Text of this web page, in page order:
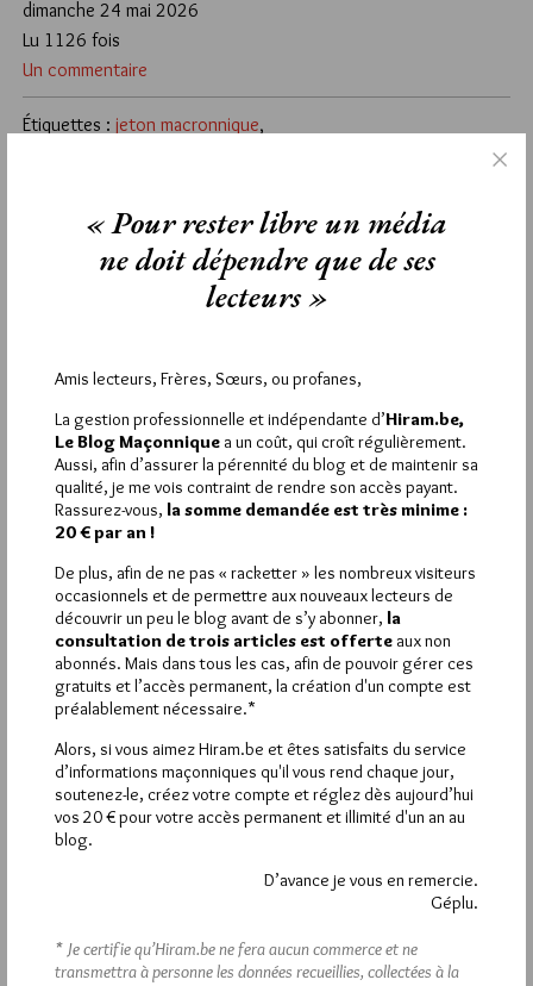
dimanche 24 mai 2026
Un commentaire
Lu 1126 fois
Étiquettes : jeton macronnique,
FONDATION LATOMIA
RÉPONDRE
par utilisation de l’Inintelligence Artificielle.
Le texte circulaire portait à l’origine « L. DES FRERES DESUNIS »
La lettre « G » étant bien sûr l’initiale de l’archange גבריאל
😂🤣😂
La rédaction de commentaires est
réservée aux abonnés.
Si vous souhaitez rédiger des
commentaires, vous devez :
VOUS INSCRIRE
Hier samedi 8 août 2026, Hiram.be a reçu1 698 visites
« Pour rester libre un média
ne doit dépendre que de ses
lecteurs »
Amis lecteurs, Frères, Sœurs, ou profanes,
La gestion professionnelle et indépendante d’Hiram.be,
Le Blog Maçonnique a un coût, qui croît régulièrement.
Aussi, afin d’assurer la pérennité du blog et de maintenir sa
qualité, je me vois contraint de rendre son accès payant.
Rassurez-vous, la somme demandée est très minime :
20 € par an !
De plus, afin de ne pas « racketter » les nombreux visiteurs
occasionnels et de permettre aux nouveaux lecteurs de
découvrir un peu le blog avant de s’y abonner, la
consultation de trois articles est offerte aux non
abonnés. Mais dans tous les cas, afin de pouvoir gérer ces
gratuits et l’accès permanent, la création d'un compte est
préalablement nécessaire.*
Alors, si vous aimez Hiram.be et êtes satisfaits du service
d’informations maçonniques qu'il vous rend chaque jour,
soutenez-le, créez votre compte et réglez dès aujourd’hui
vos 20 € pour votre accès permanent et illimité d'un an au
blog.
D’avance je vous en remercie.
Géplu.
* Je certifie qu’Hiram.be ne fera aucun commerce et ne
transmettra à personne les données recueillies, collectées à la